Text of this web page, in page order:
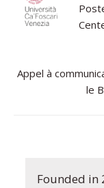
Appel à
le
Founded in